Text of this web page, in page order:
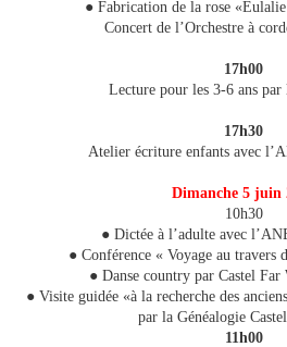
● Fabrication de la rose
Concert de l’Orchestre à
17h00
Lecture pour les 3-6 ans
17h30
Atelier écriture enfants avec
Dimanche 5 juin
10h30
● Dictée à l’adulte avec
● Conférence « Voyage au travers
● Danse country par Castel Far
● Visite guidée «à la recherche des
par la Généalogie
11h00